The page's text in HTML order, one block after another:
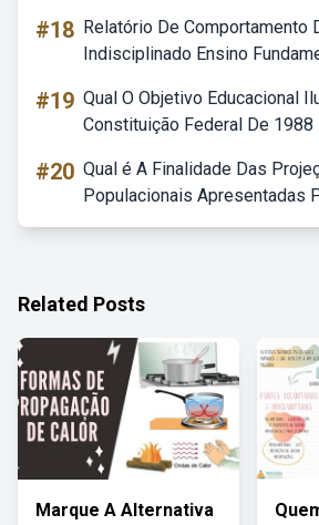
#18 Relatório De Comportamento
Indisciplinado Ensino
#19 Qual O Objetivo Educacional
Constituição Federal De 1988
#20 Qual é A Finalidade Das
Populacionais Apresentadas
Related Posts
Marque A Alternativa